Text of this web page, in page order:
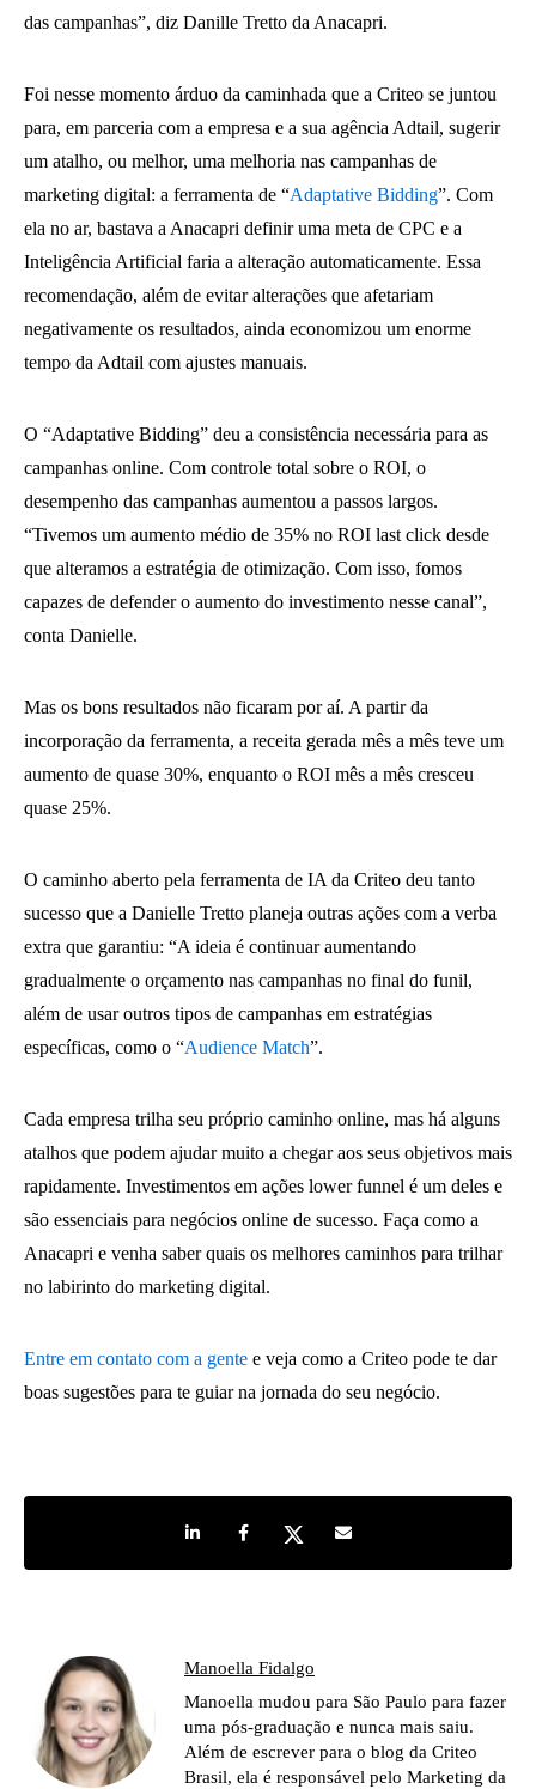
das campanhas”, diz Danille Tretto da Anacapri.
Foi nesse momento árduo da caminhada que a Criteo se juntou
para, em parceria com a empresa e a sua agência Adtail, sugerir
um atalho, ou melhor, uma melhoria nas campanhas de
marketing digital: a ferramenta de “Adaptative Bidding”. Com
ela no ar, bastava a Anacapri definir uma meta de CPC e a
Inteligência Artificial faria a alteração automaticamente. Essa
recomendação, além de evitar alterações que afetariam
negativamente os resultados, ainda economizou um enorme
tempo da Adtail com ajustes manuais.
O “Adaptative Bidding” deu a consistência necessária para as
campanhas online. Com controle total sobre o ROI, o
desempenho das campanhas aumentou a passos largos.
“Tivemos um aumento médio de 35% no ROI last click desde
que alteramos a estratégia de otimização. Com isso, fomos
capazes de defender o aumento do investimento nesse canal”,
conta Danielle.
Mas os bons resultados não ficaram por aí. A partir da
incorporação da ferramenta, a receita gerada mês a mês teve um
aumento de quase 30%, enquanto o ROI mês a mês cresceu
quase 25%.
O caminho aberto pela ferramenta de IA da Criteo deu tanto
sucesso que a Danielle Tretto planeja outras ações com a verba
extra que garantiu: “A ideia é continuar aumentando
gradualmente o orçamento nas campanhas no final do funil,
além de usar outros tipos de campanhas em estratégias
específicas, como o “Audience Match”.
Cada empresa trilha seu próprio caminho online, mas há alguns
atalhos que podem ajudar muito a chegar aos seus objetivos mais
rapidamente. Investimentos em ações lower funnel é um deles e
são essenciais para negócios online de sucesso. Faça como a
Anacapri e venha saber quais os melhores caminhos para trilhar
no labirinto do marketing digital.
Entre em contato com a gente e veja como a Criteo pode te dar
boas sugestões para te guiar na jornada do seu negócio.
Share on LinkedIn
Share on Facebook
Share on TwitterShare by e-mail
Manoella Fidalgo
Manoella mudou para São Paulo para fazer
uma pós-graduação e nunca mais saiu.
Além de escrever para o blog da Criteo
Brasil, ela é responsável pelo Marketing da